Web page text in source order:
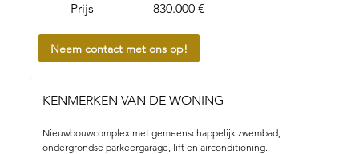
Prijs 830.000 €
Neem contact met ons op!
KENMERKEN VAN DE WONING
Nieuwbouwcomplex met gemeenschappelijk zwembad,
ondergrondse parkeergarage, lift en airconditioning.